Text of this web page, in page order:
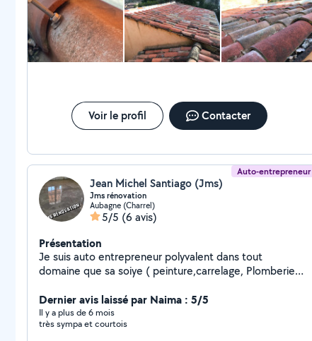
Voir le profil Contacter
Auto-entrepreneur
Jean Michel Santiago (Jms)
Jms rénovation
Aubagne (Charrel)
5/5 (6 avis)
Présentation
Je suis auto entrepreneur polyvalent dans tout
domaine que sa soiye ( peinture,carrelage, Plomberie,
et bien d'autres choses je vous propose mes services si
vous été intéressé veuillez me contacter. Possibilité de
vous faire vos devis
Dernier avis laissé par Naima : 5/5
Il y a plus de 6 mois
très sympa et courtois